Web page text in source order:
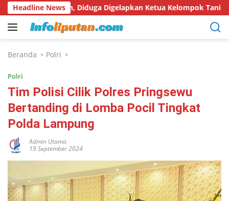
Langsung
ke
konten
Headline News
Diduga Digelapkan Ketua Kelompok Tani Hari
Beranda Polri
Polri
Tim Polisi Cilik Polres Pringsewu
Bertanding di Lomba Pocil Tingkat
Polda Lampung
Admin Utama
19 September 2024